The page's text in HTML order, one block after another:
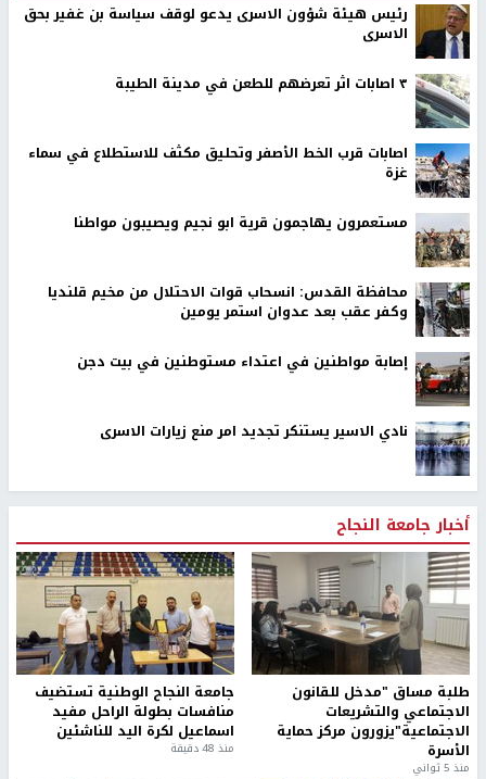
رئيس هيئة شؤون الاسرى يدعو لوقف سياسة بن غفير بحق
الاسرى
٣ اصابات اثر تعرضهم للطعن في مدينة الطيبة
اصابات قرب الخط الأصفر وتحليق مكثف للاستطلاع في سماء
غزة
مستعمرون يهاجمون قرية ابو نجيم ويصيبون مواطنا
محافظة القدس: انسحاب قوات الاحتلال من مخيم قلنديا
وكفر عقب بعد عدوان استمر يومين
إصابة مواطنين في اعتداء مستوطنين في بيت دجن
نادي الاسير يستنكر تجديد امر منع زيارات الاسرى
أخبار جامعة النجاح
طلبة مساق "مدخل للقانون
الاجتماعي والتشريعات
الاجتماعية"يزورون مركز حماية
الأسرة
منذ 5 ثواني
جامعة النجاح الوطنية تستضيف
منافسات بطولة الراحل مفيد
اسماعيل لكرة اليد للناشئين
منذ 48 دقيقة